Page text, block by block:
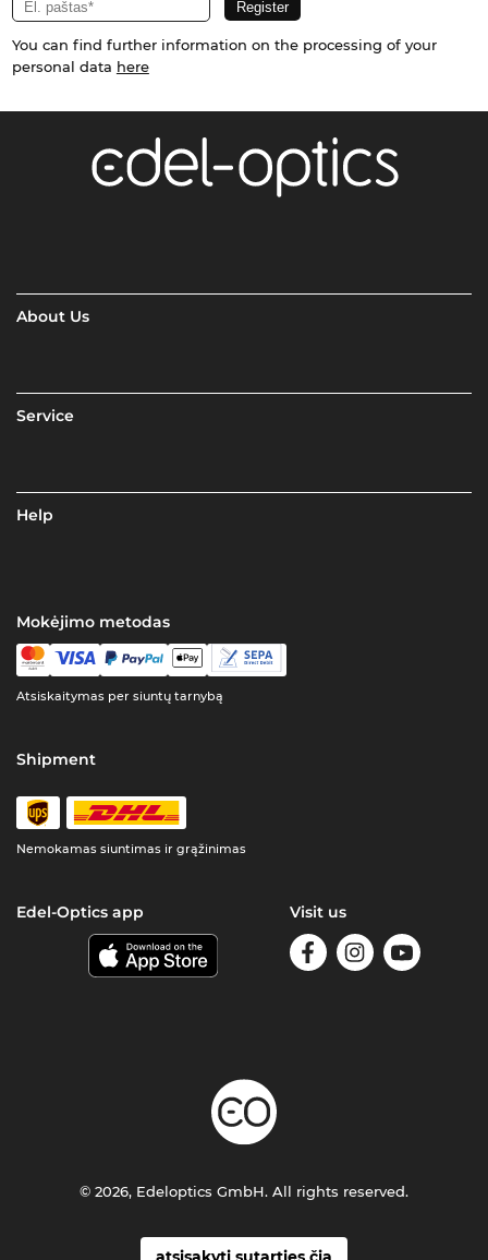
You can find further information on the processing of your
personal data here
About Us
Service
Help
Mokėjimo metodas
Atsiskaitymas per siuntų tarnybą
Shipment
Nemokamas siuntimas ir grąžinimas
Edel-Optics app Visit us
© 2026, Edeloptics GmbH. All rights reserved.